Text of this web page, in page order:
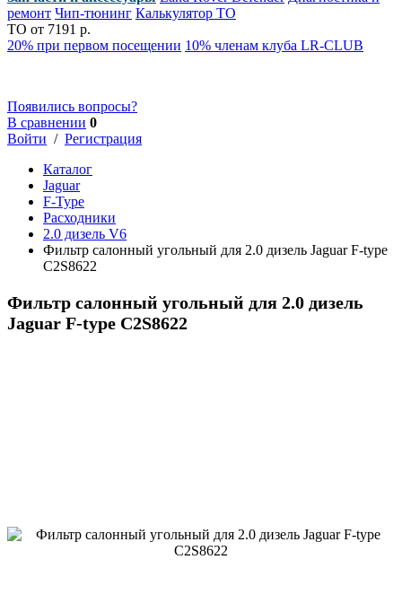
ремонт Чип-тюнинг Калькулятор ТО
ТО от 7191 р.
20% при первом посещении 10% членам клуба LR-CLUB
Появились вопросы?
В сравнении 0
Войти / Регистрация
Каталог
Jaguar
F-Type
Расходники
2.0 дизель V6
Фильтр салонный угольный для 2.0 дизель Jaguar F-type
C2S8622
Фильтр салонный угольный для 2.0 дизель
Jaguar F-type C2S8622